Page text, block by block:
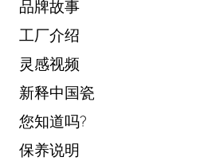
品牌故事
工厂介绍
灵感视频
新释中国瓷
您知道吗?
保养说明